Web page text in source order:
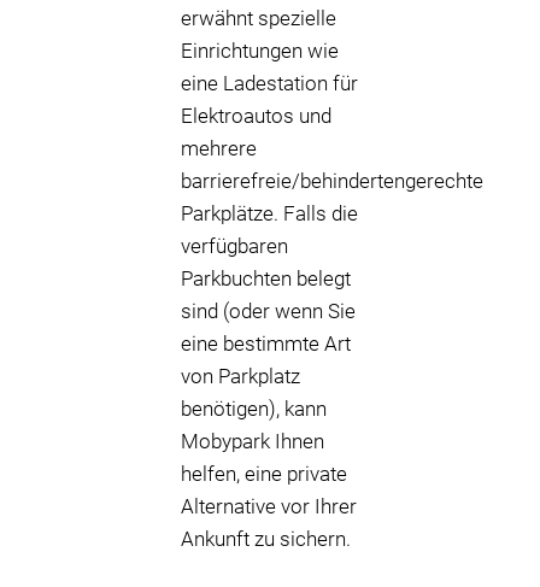
erwähnt spezielle
Einrichtungen wie
eine Ladestation für
Elektroautos und
mehrere
barrierefreie/behindertengerechte
Parkplätze. Falls die
verfügbaren
Parkbuchten belegt
sind (oder wenn Sie
eine bestimmte Art
von Parkplatz
benötigen), kann
Mobypark Ihnen
helfen, eine private
Alternative vor Ihrer
Ankunft zu sichern.